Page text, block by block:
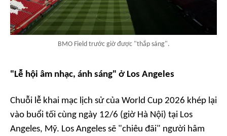
BMO Field trước giờ được "thắp sáng".
"Lễ hội âm nhạc, ánh sáng" ở Los Angeles
Chuỗi lễ khai mạc lịch sử của World Cup 2026 khép lại
vào buổi tối cùng ngày 12/6 (giờ Hà Nội) tại Los
Angeles, Mỹ. Los Angeles sẽ "chiêu đãi" người hâm